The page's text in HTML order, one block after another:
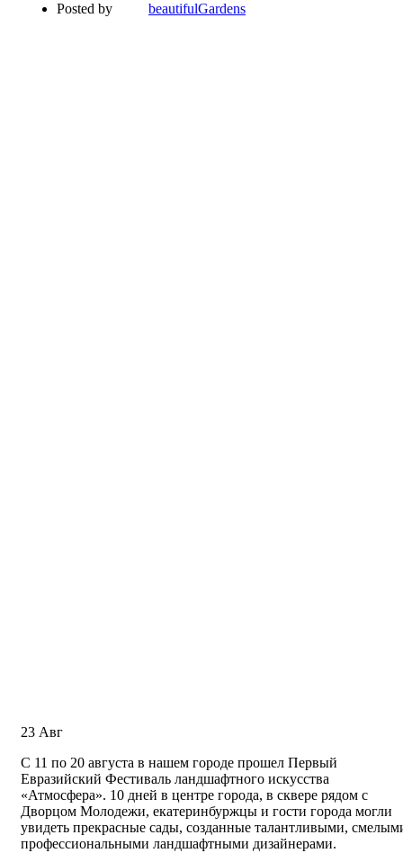
Posted by beautifulGardens
23 Авг
С 11 по 20 августа в нашем городе прошел Первый
Евразийский Фестиваль ландшафтного искусства
«Атмосфера». 10 дней в центре города, в сквере рядом с
Дворцом Молодежи, екатеринбуржцы и гости города могли
увидеть прекрасные сады, созданные талантливыми,
профессиональными ландшафтными дизайнерами.